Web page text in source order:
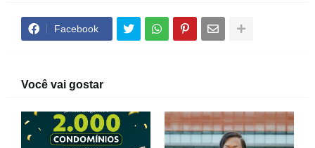
Facebook
Você vai gostar